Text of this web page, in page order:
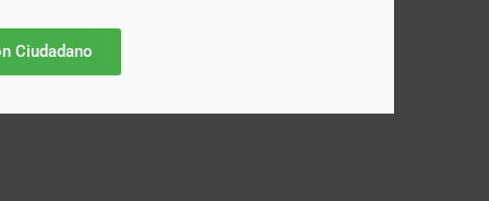
Ciudadano